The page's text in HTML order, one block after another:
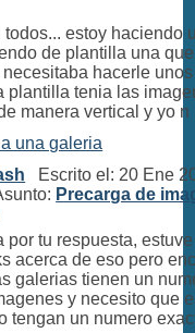
todos... estoy haciendo
de plantilla una
hacerle unos
plantilla tenia las
manera vertical y yo n
una galeria
Escrito el: 20 Ene
Precarga de
por tu respuesta, estuve
acerca de eso pero
galerias tienen un
y necesito que
tengan un numero